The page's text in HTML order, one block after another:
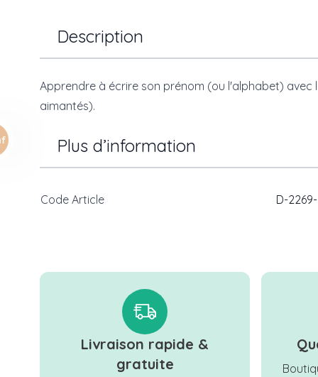
Description
Apprendre à écrire son prénom (ou l'alphabet)
aimantés).
Plus d’information
Code Article D-
Livraison rapide &
gratuite